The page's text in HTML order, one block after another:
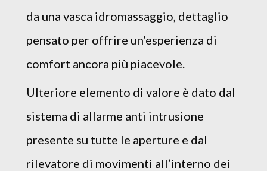
da una vasca idromassaggio, dettaglio
pensato per offrire un’esperienza di
comfort ancora più piacevole.
Ulteriore elemento di valore è dato dal
sistema di allarme anti intrusione
presente su tutte le aperture e dal
rilevatore di movimenti all’interno dei